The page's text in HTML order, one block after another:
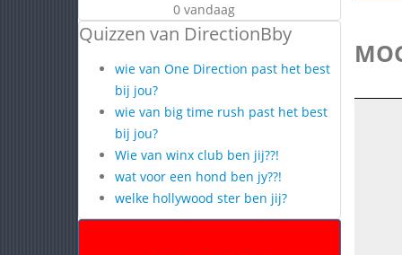
0 vandaag
Quizzen van DirectionBby
wie van One Direction past het best
bij jou?
wie van big time rush past het best
bij jou?
Wie van winx club ben jij??!
wat voor een hond ben jy??!
welke hollywood ster ben jij?